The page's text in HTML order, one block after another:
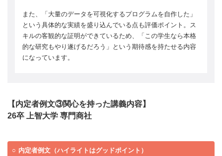
また、「大量のデータを可視化するプログラムを自作した」
という具体的な実績を盛り込んでいる点も評価ポイント。ス
キルの客観的な証明ができているため、「この学生なら本格
的な研究もやり遂げるだろう」という期待感を持たせる内容
になっています。
【内定者例文③関心を持った講義内容】
26卒 上智大学 専門商社
内定者例文（ハイライトはグッドポイント）